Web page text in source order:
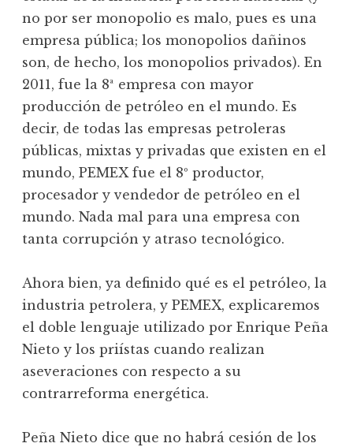
no por ser monopolio es malo, pues es una
empresa pública; los monopolios dañinos
son, de hecho, los monopolios privados). En
2011, fue la 8ª empresa con mayor
producción de petróleo en el mundo. Es
decir, de todas las empresas petroleras
públicas, mixtas y privadas que existen en el
mundo, PEMEX fue el 8º productor,
procesador y vendedor de petróleo en el
mundo. Nada mal para una empresa con
tanta corrupción y atraso tecnológico.
Ahora bien, ya definido qué es el petróleo, la
industria petrolera, y PEMEX, explicaremos
el doble lenguaje utilizado por Enrique Peña
Nieto y los priístas cuando realizan
aseveraciones con respecto a su
contrarreforma energética.
Peña Nieto dice que no habrá cesión de los